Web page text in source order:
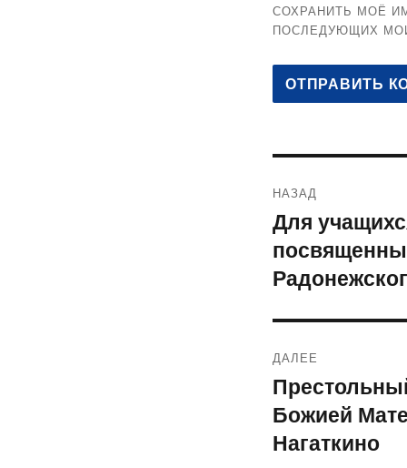
СОХРАНИТЬ МОЁ
ПОСЛЕДУЮЩИХ
по
записям
НАЗАД
Предыдущая
запись:
Для
ДАЛЕЕ
Следующая
запись:
Божией
Нагаткино